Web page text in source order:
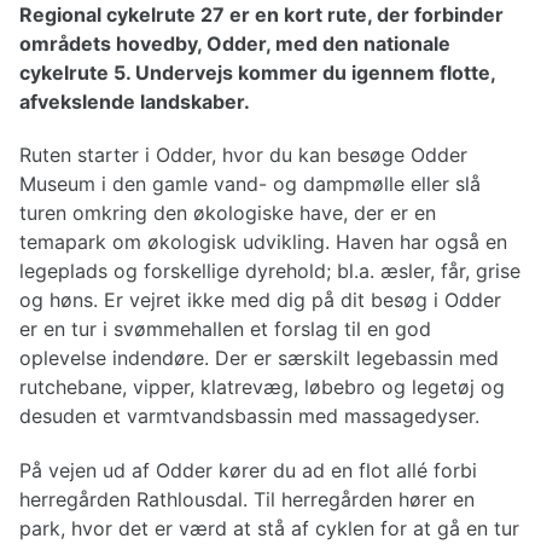
Pakkeliste til cykeltur
Planlægning af cykelturen
Valg af cykel
Påklædning til cykelturen
Reparationer af cykel
Nationale cykelruter
Regionale cykelruter
Cykelruter København
Cykelruter Århus
Cykelruter Vestjylland
Cykelruter Østjylland
Cykelruter Bornholm
Cykelruter Fyn
Regional cykelrute 27 er en kort rute, der forbinder
områdets hovedby, Odder, med den nationale
cykelrute 5. Undervejs kommer du igennem flotte,
afvekslende landskaber.
Ruten starter i Odder, hvor du kan besøge Odder
Museum i den gamle vand- og dampmølle eller slå
turen omkring den økologiske have, der er en
temapark om økologisk udvikling. Haven har også en
legeplads og forskellige dyrehold; bl.a. æsler, får, grise
og høns. Er vejret ikke med dig på dit besøg i Odder
er en tur i svømmehallen et forslag til en god
oplevelse indendøre. Der er særskilt legebassin med
rutchebane, vipper, klatrevæg, løbebro og legetøj og
desuden et varmtvandsbassin med massagedyser.
På vejen ud af Odder kører du ad en flot allé forbi
herregården Rathlousdal. Til herregården hører en
park, hvor det er værd at stå af cyklen for at gå en tur